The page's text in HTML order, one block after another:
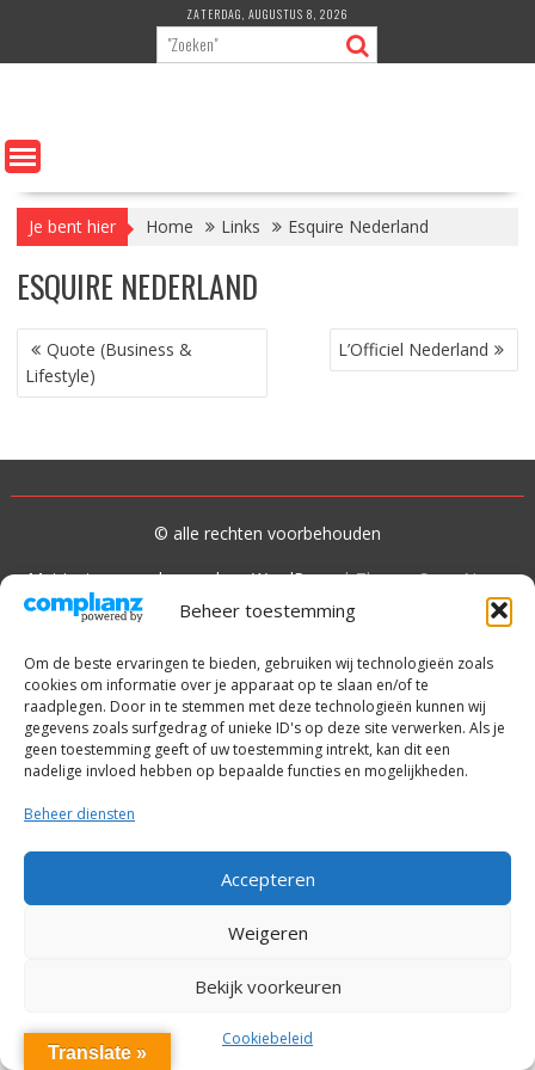
Beheer toestemming
Om de beste ervaringen te bieden, gebruiken wij technologieën zoals
cookies om informatie over je apparaat op te slaan en/of te
raadplegen. Door in te stemmen met deze technologieën kunnen wij
gegevens zoals surfgedrag of unieke ID's op deze site verwerken. Als je
geen toestemming geeft of uw toestemming intrekt, kan dit een
nadelige invloed hebben op bepaalde functies en mogelijkheden.
Beheer diensten
Accepteren
Weigeren
Bekijk voorkeuren
Cookiebeleid
de
ZATERDAG, AUGUSTUS 8, 2026
Je bent hier Home Links Esquire Nederland
ESQUIRE NEDERLAND
BERICHT
NAVIGATIE
Quote (Business &
Lifestyle)
L’Officiel Nederland
© alle rechten voorbehouden
Met trots aangedreven door WordPress |Thema: SuperNews
doorAcme Themes
Translate »